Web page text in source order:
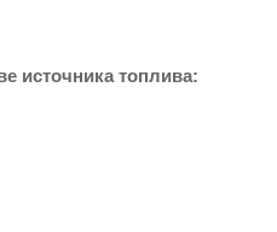
источника топлива: